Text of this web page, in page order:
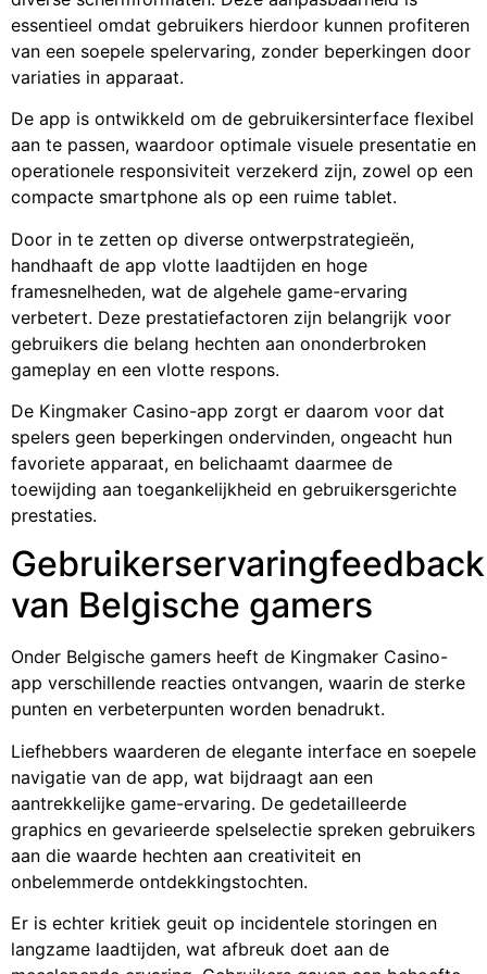
essentieel omdat gebruikers hierdoor kunnen profiteren
van een soepele spelervaring, zonder beperkingen door
variaties in apparaat.
De app is ontwikkeld om de gebruikersinterface flexibel
aan te passen, waardoor optimale visuele presentatie en
operationele responsiviteit verzekerd zijn, zowel op een
compacte smartphone als op een ruime tablet.
Door in te zetten op diverse ontwerpstrategieën,
handhaaft de app vlotte laadtijden en hoge
framesnelheden, wat de algehele game-ervaring
verbetert. Deze prestatiefactoren zijn belangrijk voor
gebruikers die belang hechten aan ononderbroken
gameplay en een vlotte respons.
De Kingmaker Casino-app zorgt er daarom voor dat
spelers geen beperkingen ondervinden, ongeacht hun
favoriete apparaat, en belichaamt daarmee de
toewijding aan toegankelijkheid en gebruikersgerichte
prestaties.
Gebruikerservaringfeedback
van Belgische gamers
Onder Belgische gamers heeft de Kingmaker Casino-
app verschillende reacties ontvangen, waarin de sterke
punten en verbeterpunten worden benadrukt.
Liefhebbers waarderen de elegante interface en soepele
navigatie van de app, wat bijdraagt aan een
aantrekkelijke game-ervaring. De gedetailleerde
graphics en gevarieerde spelselectie spreken gebruikers
aan die waarde hechten aan creativiteit en
onbelemmerde ontdekkingstochten.
Er is echter kritiek geuit op incidentele storingen en
langzame laadtijden, wat afbreuk doet aan de